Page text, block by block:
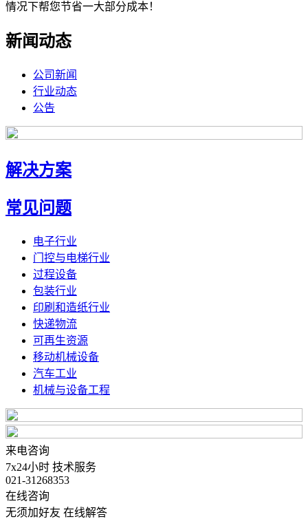
情况下帮您节省一大部分成本！
新闻动态
公司新闻
行业动态
公告
解决方案
常见问题
电子行业
门控与电梯行业
过程设备
包装行业
印刷和造纸行业
快递物流
可再生资源
移动机械设备
汽车工业
机械与设备工程
来电咨询
7x24小时 技术服务
021-31268353
在线咨询
无须加好友 在线解答